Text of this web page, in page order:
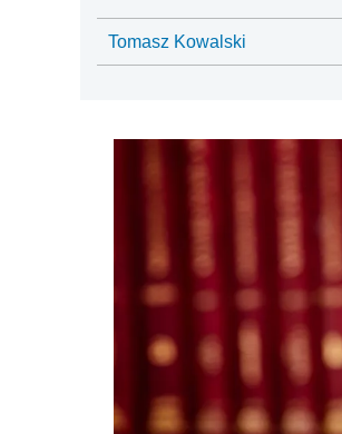
Tomasz Kowalski